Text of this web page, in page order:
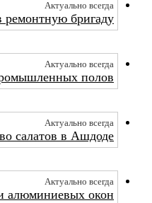
Актуально всегда
ремонтную бригаду
Актуально всегда
полов
Актуально всегда
салатов в Ашдоде
Актуально всегда
алюминиевых окон